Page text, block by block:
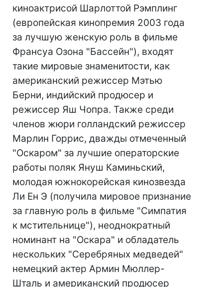
киноактрисой Шарлоттой Рэмплинг
(европейская кинопремия 2003 года
за лучшую женскую роль в фильме
Франсуа Озона "Бассейн"), входят
такие мировые знаменитости, как
американский режиссер Мэтью
Берни, индийский продюсер и
режиссер Яш Чопра. Также среди
членов жюри голландский режиссер
Марлин Горрис, дважды отмеченный
"Оскаром" за лучшие операторские
работы поляк Януш Каминьский,
молодая южнокорейская кинозвезда
Ли Ен Э (получила мировое признание
за главную роль в фильме "Симпатия
к мстительнице"), неоднократный
номинант на "Оскара" и обладатель
нескольких "Серебряных медведей"
немецкий актер Армин Мюллер-
Шталь и американский продюсер